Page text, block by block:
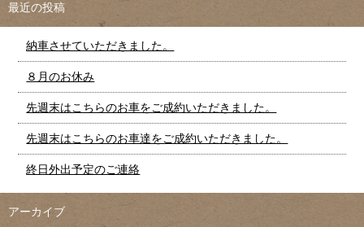
最近の投稿
納車させていただきました。
８月のお休み
先週末はこちらのお車をご成約いただきました。
先週末はこちらのお車達をご成約いただきました。
終日外出予定のご連絡
アーカイブ